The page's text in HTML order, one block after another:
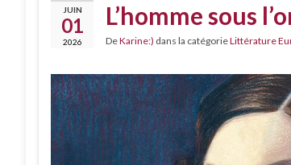
JUIN
01
2026
L’homme sous
DeKarine:) dans la catégorieLittérature